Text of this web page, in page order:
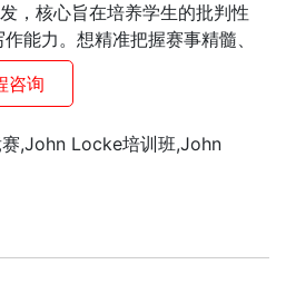
，核心旨在培养学生的批判性
能力。想精准把握赛事精髓、
咨询
,John Locke培训班,John